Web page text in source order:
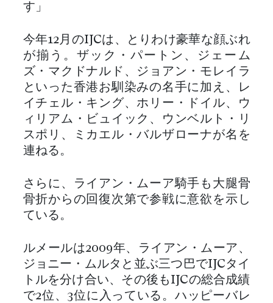
す」
今年12月のIJCは、とりわけ豪華な顔ぶれ
が揃う。ザック・パートン、ジェーム
ズ・マクドナルド、ジョアン・モレイラ
といった香港お馴染みの名手に加え、レ
イチェル・キング、ホリー・ドイル、ウ
ィリアム・ビュイック、ウンベルト・リ
スポリ、ミカエル・バルザローナが名を
連ねる。
さらに、ライアン・ムーア騎手も大腿骨
骨折からの回復次第で参戦に意欲を示し
ている。
ルメールは2009年、ライアン・ムーア、
ジョニー・ムルタと並ぶ三つ巴でIJCタイ
トルを分け合い、その後もIJCの総合成績
で2位、3位に入っている。ハッピーバレ